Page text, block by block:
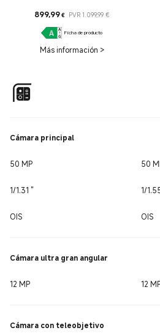
899,99€ Current Price
PVR 1.099,99 €Precio de
Ficha de producto
Más información >
Cámara principal
50 MP 50
1/1.31 '' 1/
OIS OIS
Cámara ultra gran angular
12 MP 12
Cámara con teleobjetivo